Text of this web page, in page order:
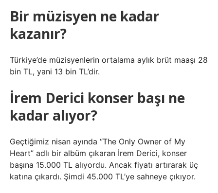
Bir müzisyen ne kadar
kazanır?
Türkiye’de müzisyenlerin ortalama aylık brüt maaşı 28
bin TL, yani 13 bin TL’dir.
İrem Derici konser başı ne
kadar alıyor?
Geçtiğimiz nisan ayında “The Only Owner of My
Heart” adlı bir albüm çıkaran İrem Derici, konser
başına 15.000 TL alıyordu. Ancak fiyatı artırarak üç
katına çıkardı. Şimdi 45.000 TL’ye sahneye çıkıyor.